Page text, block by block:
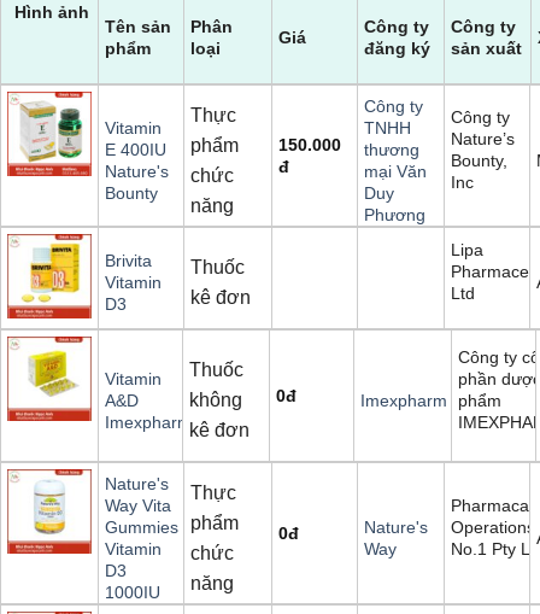
Hình ảnh
Tên sản
phẩm
Phân
loại
Giá
Công ty
đăng ký
Công ty
sản xuất
Vitamin
E 400IU
Nature's
Bounty
Thực
phẩm
chức
năng
150.000
đ
Công ty
TNHH
thương
mại Văn
Duy
Phương
Công ty
Nature’s
Bounty,
Inc
Brivita
Vitamin
D3
Thuốc
kê đơn
Lipa
Ltd
Vitamin
A&D
Imexpharm
Thuốc
không
kê đơn
0đ Imexpharm
Công ty cổ
phần dược
phẩm
Nature's
Way Vita
Gummies
Vitamin
D3
1000IU
Thực
phẩm
chức
năng
0đ
Nature's
Way
Operations
No.1 Pty